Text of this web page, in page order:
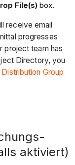
File(s) box.
receive email
progresses
project team has
Directory, you
Group
aktiviert)